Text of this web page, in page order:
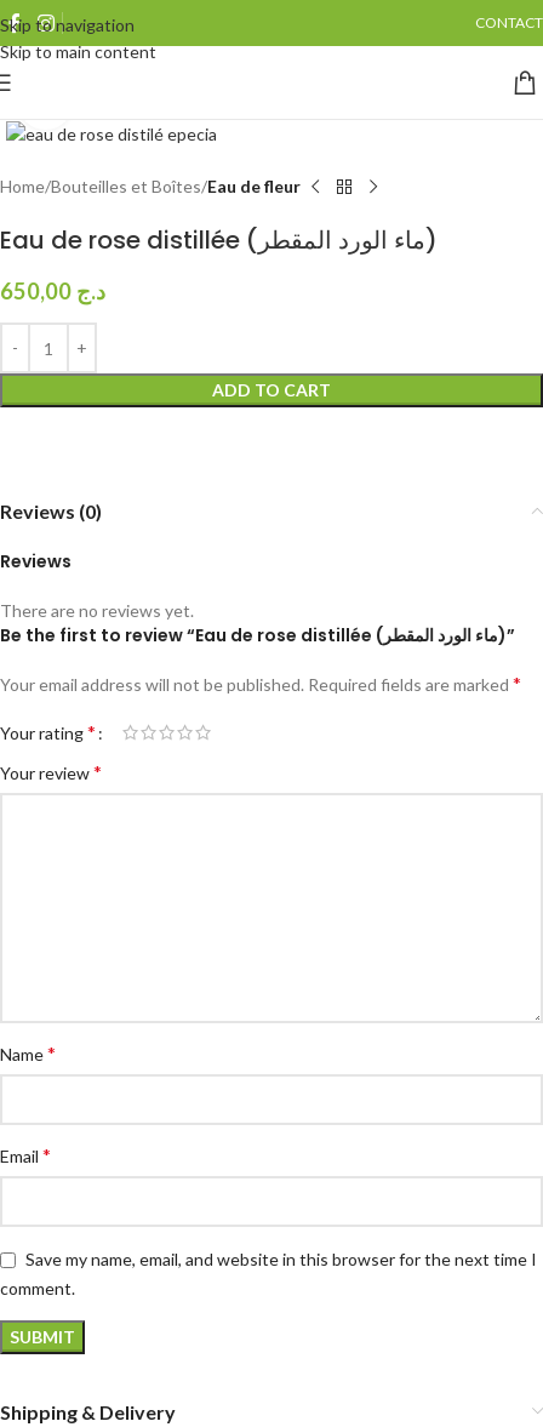
Skip to navigation
Skip to main content
CONTACT
Home Bouteilles et Boîtes Eau de fleur
Eau de rose distillée (ماء الورد المقطر)
د.ج
ADD TO CART
Reviews (0)
Reviews
There are no reviews yet.
Be the first to review “Eau de rose distillée (ماء الورد المقطر)”
Your email address will not be published. Required fields are marked *
Your rating*
Your review*
Name*
Email *
Save my name, email, and website in this browser for the next time I
comment.
Shipping & Delivery